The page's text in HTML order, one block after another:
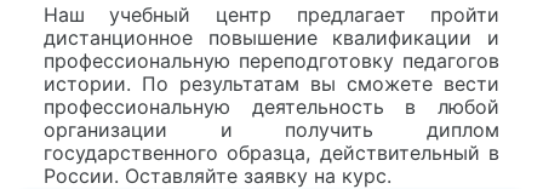
Наш учебный центр предлагает пройти
дистанционное повышение квалификации и
профессиональную переподготовку педагогов
истории. По результатам вы сможете вести
профессиональную деятельность в любой
организации и получить диплом
государственного образца, действительный в
России. Оставляйте заявку на курс.